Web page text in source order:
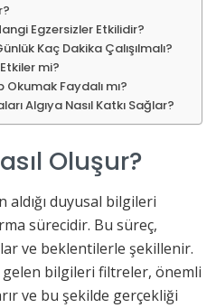
Egzersizler Etkilidir?
Kaç Dakika Çalışılmalı?
mi?
Okumak Faydalı mı?
Algıya Nasıl Katkı Sağlar?
Oluşur?
aldığı duyusal bilgileri
sürecidir. Bu süreç,
ve beklentilerle şekillenir.
bilgileri filtreler, önemli
ve bu şekilde gerçekliği